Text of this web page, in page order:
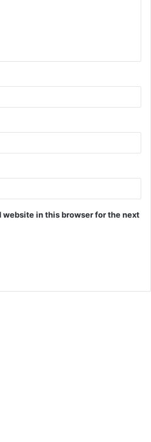
website in this browser for the next